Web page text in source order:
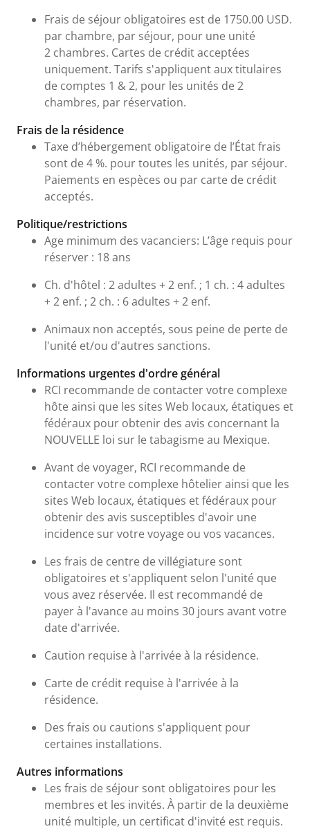
Frais de séjour obligatoires est de 1750.00 USD.
par chambre, par séjour, pour une unité
2 chambres. Cartes de crédit acceptées
uniquement. Tarifs s'appliquent aux titulaires
de comptes 1 & 2, pour les unités de 2
chambres, par réservation.
Frais de la résidence
Taxe d’hébergement obligatoire de l’État frais
sont de 4 %. pour toutes les unités, par séjour.
Paiements en espèces ou par carte de crédit
acceptés.
Politique/restrictions
Age minimum des vacanciers: L’âge requis pour
réserver : 18 ans
Ch. d'hôtel : 2 adultes + 2 enf. ; 1 ch. : 4 adultes
+ 2 enf. ; 2 ch. : 6 adultes + 2 enf.
Animaux non acceptés, sous peine de perte de
l'unité et/ou d'autres sanctions.
Informations urgentes d'ordre général
RCI recommande de contacter votre complexe
hôte ainsi que les sites Web locaux, étatiques et
fédéraux pour obtenir des avis concernant la
NOUVELLE loi sur le tabagisme au Mexique.
Avant de voyager, RCI recommande de
contacter votre complexe hôtelier ainsi que les
sites Web locaux, étatiques et fédéraux pour
obtenir des avis susceptibles d'avoir une
incidence sur votre voyage ou vos vacances.
Les frais de centre de villégiature sont
obligatoires et s'appliquent selon l'unité que
vous avez réservée. Il est recommandé de
payer à l'avance au moins 30 jours avant votre
date d'arrivée.
Caution requise à l'arrivée à la résidence.
Carte de crédit requise à l'arrivée à la
résidence.
Des frais ou cautions s'appliquent pour
certaines installations.
Autres informations
Les frais de séjour sont obligatoires pour les
membres et les invités. À partir de la deuxième
unité multiple, un certificat d'invité est requis.